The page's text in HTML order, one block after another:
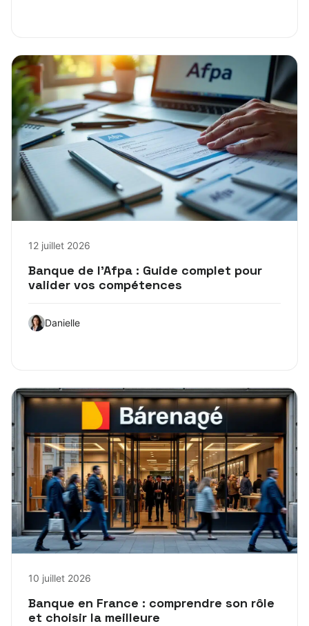
12 juillet 2026
Banque de l’Afpa : Guide complet pour
valider vos compétences
Danielle
10 juillet 2026
Banque en France : comprendre son rôle
et choisir la meilleure